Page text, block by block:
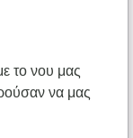
το νου μας
να μας